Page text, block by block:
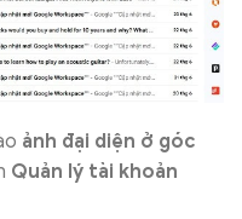
ảnh đại diện ở góc
Quản lý tài khoản